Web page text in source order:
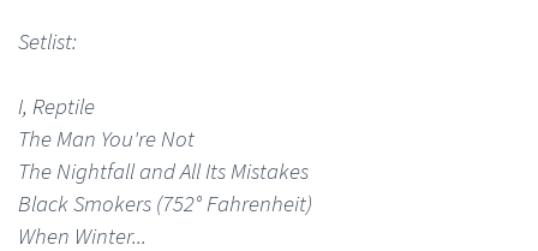
Setlist:
I, Reptile
The Man You're Not
The Nightfall and All Its Mistakes
Black Smokers (752° Fahrenheit)
When Winter...